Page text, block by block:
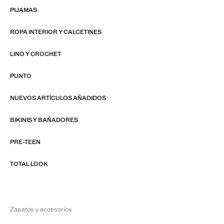
PIJAMAS
ROPA INTERIOR Y CALCETINES
LINO Y CROCHET
PUNTO
NUEVOS ARTÍCULOS AÑADIDOS
BIKINIS Y BAÑADORES
PRE-TEEN
TOTAL LOOK
Zapatos y accesorios